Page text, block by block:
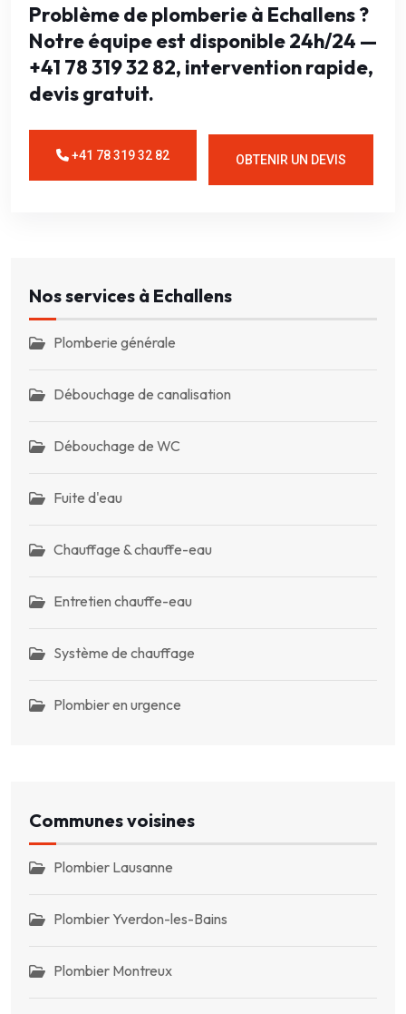
Problème de plomberie à Echallens ?
Notre équipe est disponible 24h/24 —
+41 78 319 32 82, intervention rapide,
devis gratuit.
+41 78 319 32 82 OBTENIR UN DEVIS
Nos services à Echallens
Plomberie générale
Débouchage de canalisation
Débouchage de WC
Fuite d'eau
Chauffage & chauffe-eau
Entretien chauffe-eau
Système de chauffage
Plombier en urgence
Communes voisines
Plombier Lausanne
Plombier Yverdon-les-Bains
Plombier Montreux